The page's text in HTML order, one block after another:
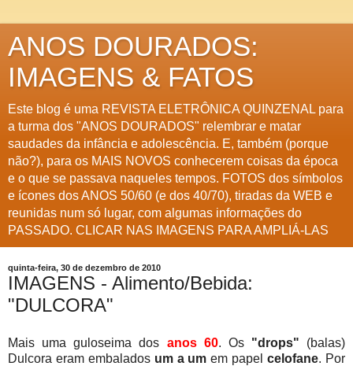
ANOS DOURADOS:
IMAGENS & FATOS
Este blog é uma REVISTA ELETRÔNICA QUINZENAL para
a turma dos "ANOS DOURADOS" relembrar e matar
saudades da infância e adolescência. E, também (porque
não?), para os MAIS NOVOS conhecerem coisas da época
e o que se passava naqueles tempos. FOTOS dos símbolos
e ícones dos ANOS 50/60 (e dos 40/70), tiradas da WEB e
reunidas num só lugar, com algumas informações do
PASSADO. CLICAR NAS IMAGENS PARA AMPLIÁ-LAS
quinta-feira, 30 de dezembro de 2010
IMAGENS - Alimento/Bebida:
"DULCORA"
Mais uma guloseima dos anos 60. Os"drops" (balas)
Dulcora eram embalados um a um em papelcelofane. Por